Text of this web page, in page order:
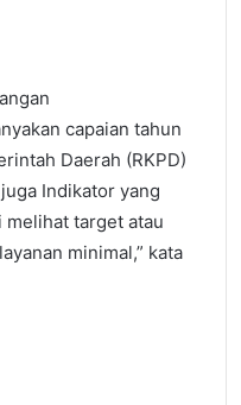
capaian tahun
Daerah (RKPD)
Indikator yang
melihat target atau
minimal,” kata